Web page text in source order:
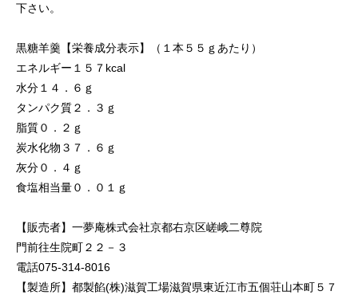
下さい。
黒糖羊羹【栄養成分表示】（１本５５ｇあたり）
エネルギー１５７kcal
水分１４．６ｇ
タンパク質２．３ｇ
脂質０．２ｇ
炭水化物３７．６ｇ
灰分０．４ｇ
食塩相当量０．０１ｇ
【販売者】一夢庵株式会社京都右京区嵯峨二尊院
門前往生院町２２－３
電話075-314-8016
【製造所】都製餡(株)滋賀工場滋賀県東近江市五個荘山本町５７